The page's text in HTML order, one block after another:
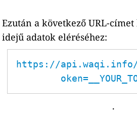
Ezután a következő URL-
idejű adatok eléréséhez:
https://api.waqi.info/
.